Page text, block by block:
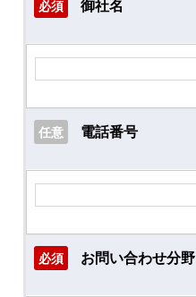
必須 御社名
任意 電話番号
必須 お問い合わせ分野